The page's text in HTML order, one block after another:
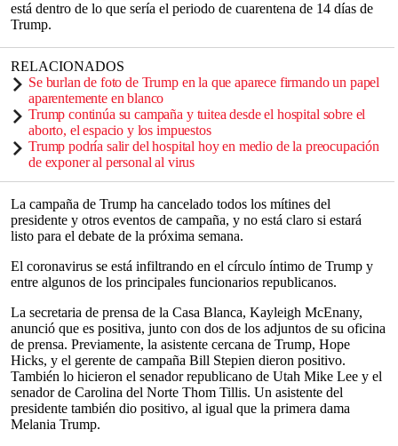
está dentro de lo que sería el periodo de cuarentena de 14 días de
Trump.
RELACIONADOS
Se burlan de foto de Trump en la que aparece firmando un papel
aparentemente en blanco
Trump continúa su campaña y tuitea desde el hospital sobre el
aborto, el espacio y los impuestos
Trump podría salir del hospital hoy en medio de la preocupación
de exponer al personal al virus
La campaña de Trump ha cancelado todos los mítines del
presidente y otros eventos de campaña, y no está claro si estará
listo para el debate de la próxima semana.
El coronavirus se está infiltrando en el círculo íntimo de Trump y
entre algunos de los principales funcionarios republicanos.
La secretaria de prensa de la Casa Blanca, Kayleigh McEnany,
anunció que es positiva, junto con dos de los adjuntos de su oficina
de prensa. Previamente, la asistente cercana de Trump, Hope
Hicks, y el gerente de campaña Bill Stepien dieron positivo.
También lo hicieron el senador republicano de Utah Mike Lee y el
senador de Carolina del Norte Thom Tillis. Un asistente del
presidente también dio positivo, al igual que la primera dama
Melania Trump.